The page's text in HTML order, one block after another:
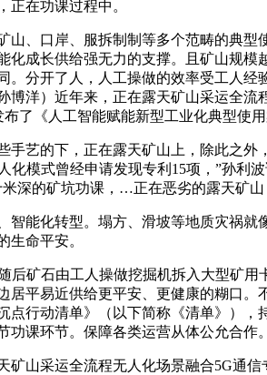
正在功课过程中。
口岸、服拆制制等多个范畴的典型
化成长供给强无力的支撑。且矿山规
。分开了人，人工操做的效率受工人
博洋）近年来，正在露天矿山采运全
了《人工智能赋能新型工业化典型使
的下，正在露天矿山上，除此之外
化模式曾经申请发现专利15项，”孙利
深的矿坑功课，…正在恶劣的露天矿
能化转型。塌方、滑坡等地质灾祸就
生命平安。
矿石由工人操做挖掘机拆入大型矿用
居平易近供给更平安、更健康的糊口
点行动清单》（以下简称《清单》）
课环节。保障各类运营从体公允合作。
采运全流程无人化场景融合5G通信